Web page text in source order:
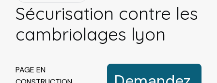
Sécurisation contre les
cambriolages lyon
PAGE EN